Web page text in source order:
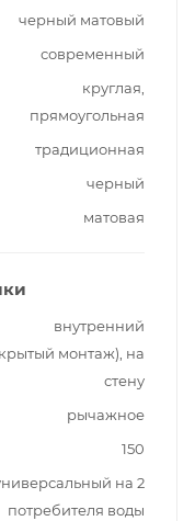
черный матовый
современный
круглая,
прямоугольная
традиционная
черный
матовая
внутренний
монтаж), на
стену
рычажное
150
на 2
потребителя воды